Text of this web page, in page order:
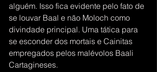
alguém. Isso fica evidente pelo fato de
se louvar Baal e não Moloch como
divindade principal. Uma tática para
se esconder dos mortais e Cainitas
empregados pelos malévolos Baali
Cartagineses.